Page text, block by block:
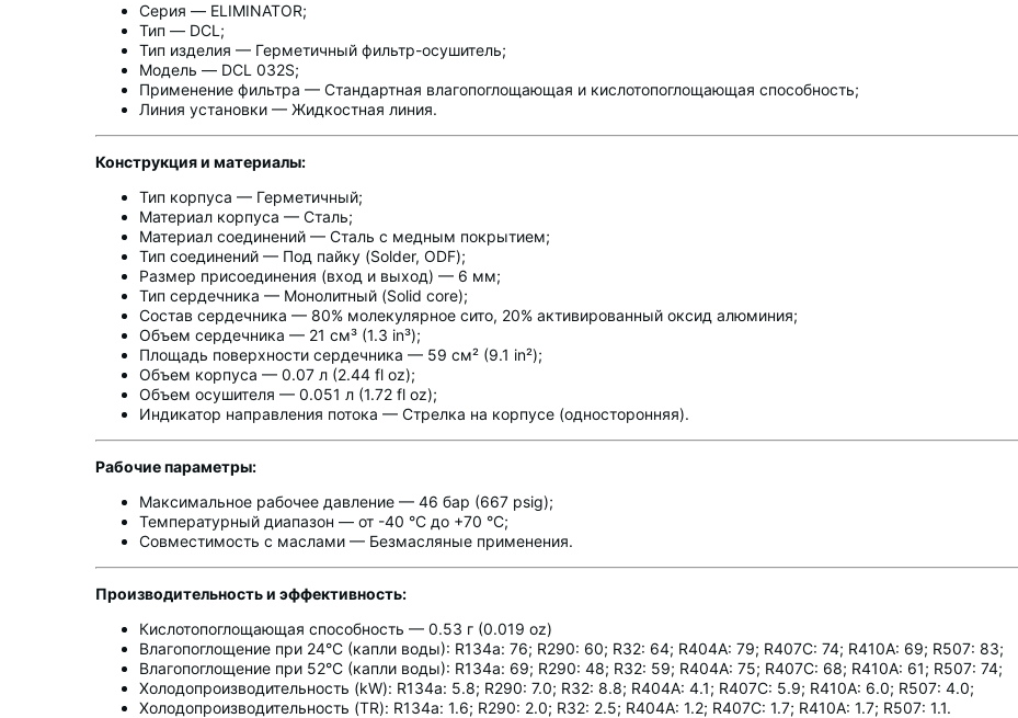
Серия — ELIMINATOR;
Тип — DCL;
Тип изделия — Герметичный фильтр-осушитель;
Модель — DCL 032S;
Применение фильтра — Стандартная влагопоглощающая и кислотопоглощающая способность;
Линия установки — Жидкостная линия.
Конструкция и материалы:
Тип корпуса — Герметичный;
Материал корпуса — Сталь;
Материал соединений — Сталь с медным покрытием;
Тип соединений — Под пайку (Solder, ODF);
Размер присоединения (вход и выход) — 6 мм;
Тип сердечника — Монолитный (Solid core);
Состав сердечника — 80% молекулярное сито, 20% активированный оксид алюминия;
Объем сердечника — 21 см³ (1.3 in³);
Площадь поверхности сердечника — 59 см² (9.1 in²);
Объем корпуса — 0.07 л (2.44 fl oz);
Объем осушителя — 0.051 л (1.72 fl oz);
Индикатор направления потока — Стрелка на корпусе (односторонняя).
Рабочие параметры:
Максимальное рабочее давление — 46 бар (667 psig);
Температурный диапазон — от -40 °C до +70 °C;
Совместимость с маслами — Безмасляные применения.
Производительность и эффективность:
Кислотопоглощающая способность — 0.53 г (0.019 oz)
Влагопоглощение при 24°C (капли воды): R134a: 76; R290: 60; R32: 64; R404A: 79; R407C: 74; R410A: 69; R507: 83;
Влагопоглощение при 52°C (капли воды): R134a: 69; R290: 48; R32: 59; R404A: 75; R407C: 68; R410A: 61; R507: 74;
Холодопроизводительность (kW): R134a: 5.8; R290: 7.0; R32: 8.8; R404A: 4.1; R407C: 5.9; R410A: 6.0; R507: 4.0;
Холодопроизводительность (TR): R134a: 1.6; R290: 2.0; R32: 2.5; R404A: 1.2; R407C: 1.7; R410A: 1.7; R507: 1.1.